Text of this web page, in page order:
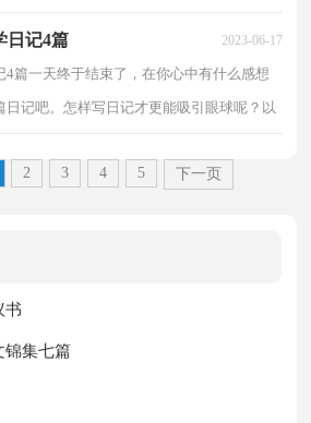
日记4篇 2023-06-17
4篇一天终于结束了，在你心中有什么感想
日记吧。怎样写日记才更能吸引眼球呢？以
2 3 4 5
下一页
书
锦集七篇